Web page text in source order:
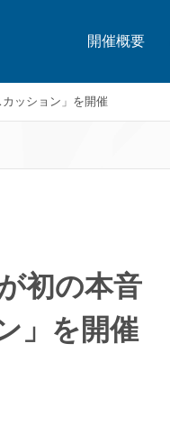
開催概要
ッション」を開催
初の本音
」を開催